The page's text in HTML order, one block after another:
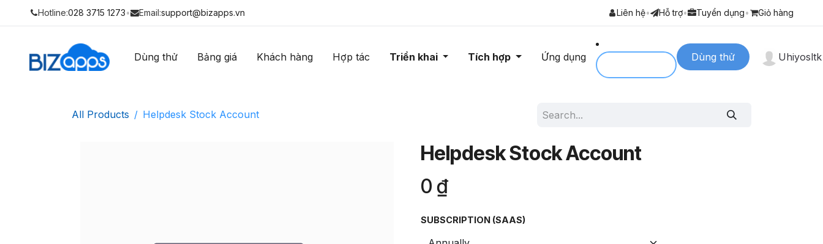
Hotline:028 3715 1273• Email:support@bizapps.vn Liên hệ• Hỗ trợ• Tuyển dụng• Giỏ hàng
Dùng thử Bảng giá Khách hàng Hợp tác Triển khai Tích hợp Ứng dụng Dùng thử
All Products Helpdesk Stock Account
Helpdesk Stock Account
0 ₫
SUBSCRIPTION (SAAS)